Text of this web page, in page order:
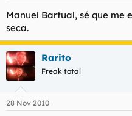
Manuel Bartual, sé que me
seca.
Rarito
Freak total
28 Nov 2010